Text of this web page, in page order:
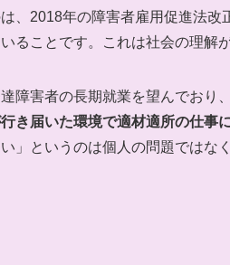
、2018年の障害者雇用促進法改
いることです。これは社会の理解
障害者の長期就業を望んでおり
き届いた環境で適材適所の仕事
」というのは個人の問題ではな